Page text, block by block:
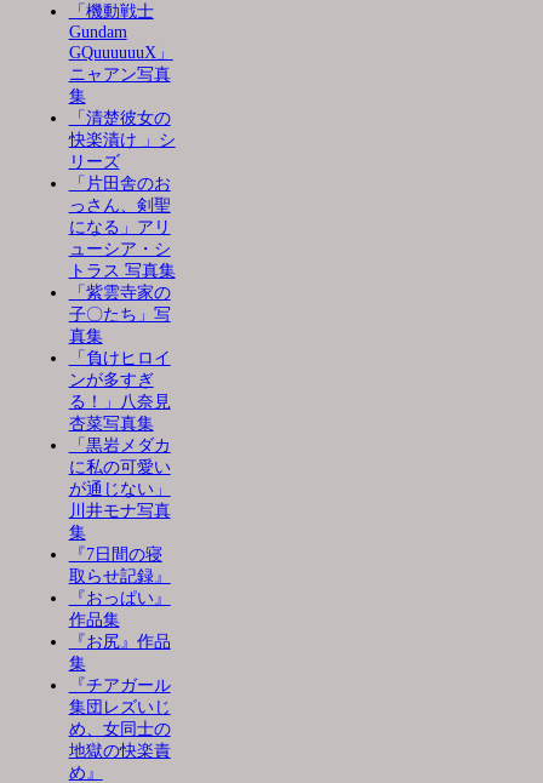
「機動戦士
Gundam
GQuuuuuuX」
ニャアン写真
集
「清楚彼女の
快楽漬け 」シ
リーズ
「片田舎のお
っさん、剣聖
になる」アリ
ューシア・シ
トラス 写真集
「紫雲寺家の
子〇たち」写
真集
「負けヒロイ
ンが多すぎ
る！」八奈見
杏菜写真集
「黒岩メダカ
に私の可愛い
が通じない」
川井モナ写真
集
『7日間の寝
取らせ記録』
『おっぱい』
作品集
『お尻』作品
集
『チアガール
集団レズいじ
め、女同士の
地獄の快楽責
め』